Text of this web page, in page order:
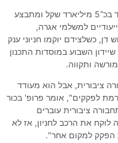
פרויקט הנתיבים המהירים בגוש דן, שנאמד בכ־5 מיליארד שקל ומתבצע
למשלמי אגרה,
דן, כשלצידם יוקמו חניוני ענק
השבוע במוסדות התכנון
ותקווה.
ציבורית, אבל הוא מעודד
לפקקים", אומר פרופ' בכור
ציבורית עוברים
את הרכב לחניון, אז לא
הפקק למקום אחר".